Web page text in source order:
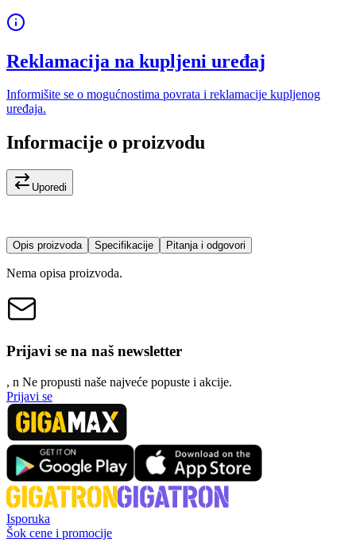
Reklamacija na kupljeni uređaj
Informišite se o mogućnostima povrata i reklamacije kupljenog
uređaja.
Informacije o proizvodu
Uporedi
Opis proizvoda Specifikacije Pitanja i odgovori
Nema opisa proizvoda.
Prijavi se na naš newsletter
, n Ne propusti naše najveće popuste i akcije.
Prijavi se
Isporuka
Šok cene i promocije